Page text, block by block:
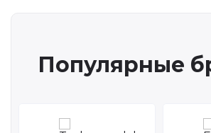
Популярные